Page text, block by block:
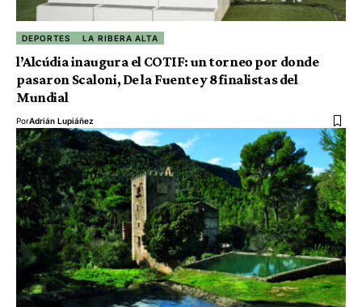
DEPORTES LA RIBERA ALTA
l’Alcúdia inaugura el COTIF: un torneo por donde
pasaron Scaloni, De la Fuente y 8 finalistas del
Mundial
PorAdrián Lupiáñez